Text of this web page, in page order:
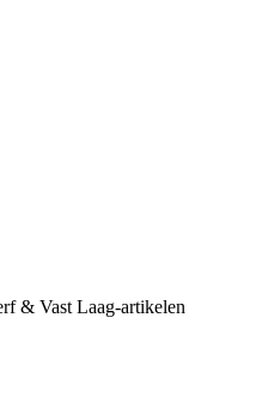
& Vast Laag-artikelen